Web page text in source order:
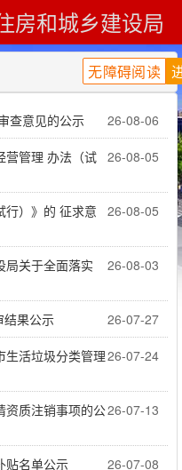
房和城乡建设局
无障碍阅读
26-08-06
查意见的公示
26-08-05
营管理 办法（试
26-08-05
行）》的 征求意
26-08-03
局关于全面落实
26-07-27
结果公示
26-07-24
生活垃圾分类管理
26-07-13
资质注销事项的公
26-07-08
贴名单公示